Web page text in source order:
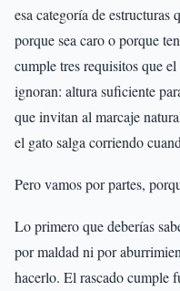
esa categoría de
porque sea caro o porque
cumple tres requisitos que
ignoran: altura suficiente
que invitan al marcaje
el gato salga corriendo
Pero vamos por partes,
Lo primero que deberías
por maldad ni por
hacerlo. El rascado cumple